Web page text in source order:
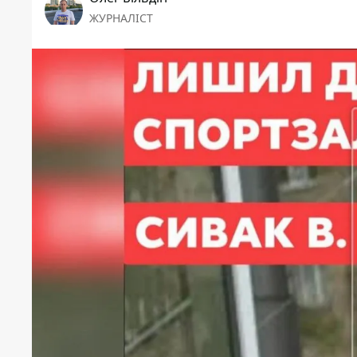
ЖУРНАЛІСТ